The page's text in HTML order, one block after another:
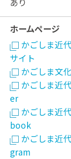
ホームページ
かごしま近
サイト
かごしま文
かごしま近
er
かごしま近
book
かごしま近
gram